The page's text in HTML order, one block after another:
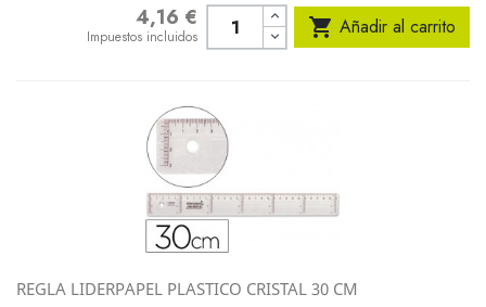
4,16 €
Impuestos incluidos  Añadir al carrito
REGLA LIDERPAPEL PLASTICO CRISTAL 30 CM